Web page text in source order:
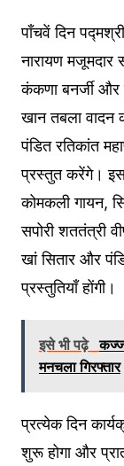
पाँचवें दिन
नारायण मजूमदार
कंकणा बनर्जी और
खान तबला वादन
पंडित रतिकांत
प्रस्तुत करेंगे।
कोमकली गायन,
सपोरी शततंत्री
खां सितार और
प्रस्तुतियाँ होंगी।
इसे भी पढ़े
मनचला गिरफ्तार
प्रत्येक दिन
शुरू होगा और